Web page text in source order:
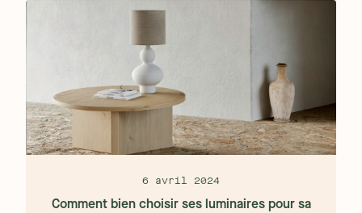
6 avril 2024
Comment bien choisir ses luminaires pour sa